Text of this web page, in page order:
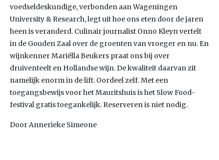
voedseldeskundige, verbonden aan Wageningen
University & Research, legt uit hoe ons eten door de jaren
heen is veranderd. Culinair journalist Onno Kleyn vertelt
in de Gouden Zaal over de groenten van vroeger en nu. En
wijnkenner Mariëlla Beukers praat ons bij over
druiventeelt en Hollandse wijn. De kwaliteit daarvan zit
namelijk enorm in de lift. Oordeel zelf. Met een
toegangsbewijs voor het Mauritshuis is het Slow Food-
festival gratis toegankelijk. Reserveren is niet nodig.
Door Annerieke Simeone